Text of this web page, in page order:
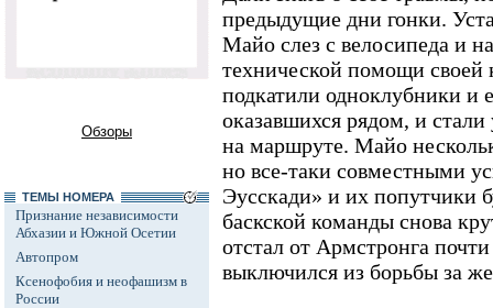
Обзоры
ТЕМЫ НОМЕРА
Признание независимости
Абхазии и Южной Осетии
Автопром
Ксенофобия и неофашизм в
России
предыдущие дни гонки.
Майо слез с велосипеда и
технической помощи
подкатили одноклубники и
оказавшихся рядом, и стали
на маршруте. Майо
но все-таки совместными
Эусскади» и их попутчики
баскской команды снова
отстал от Армстронга
выключился из борьбы за